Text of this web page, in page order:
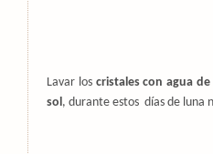
Lavar los cristales con agua de
sol , durante estos días de luna